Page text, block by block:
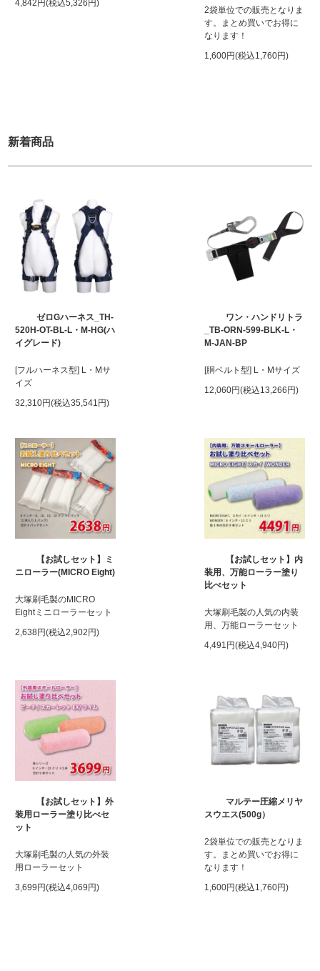
4,842円(税込5,326円)
2袋単位での販売となりま
す。まとめ買いでお得に
なります！
1,600円(税込1,760円)
新着商品
ゼロGハーネス_TH-
520H-OT-BL-L・M-HG(ハ
イグレード)
[フルハーネス型] L・Mサ
イズ
32,310円(税込35,541円)
ワン・ハンドリトラ
_TB-ORN-599-BLK-L・
M-JAN-BP
[胴ベルト型] L・Mサイズ
12,060円(税込13,266円)
【お試しセット】ミ
ニローラー(MICRO Eight)
大塚刷毛製のMICRO
Eightミニローラーセット
2,638円(税込2,902円)
【お試しセット】内
装用、万能ローラー塗り
比べセット
大塚刷毛製の人気の内装
用、万能ローラーセット
4,491円(税込4,940円)
【お試しセット】外
装用ローラー塗り比べセ
ット
大塚刷毛製の人気の外装
用ローラーセット
3,699円(税込4,069円)
マルテー圧縮メリヤ
スウエス(500g）
2袋単位での販売となりま
す。まとめ買いでお得に
なります！
1,600円(税込1,760円)